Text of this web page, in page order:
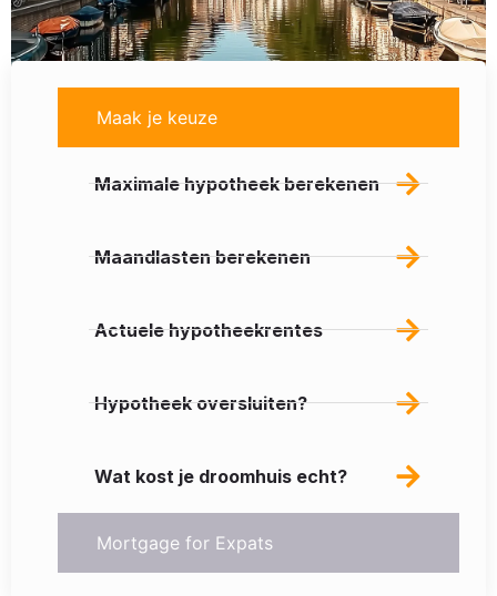
Maak je keuze
Mortgage for Expats
Maximale hypotheek berekenen
Maandlasten berekenen
Actuele hypotheekrentes
Hypotheek oversluiten?
Wat kost je droomhuis echt?